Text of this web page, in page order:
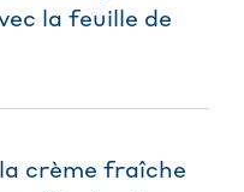
la feuille de
crème fraîche